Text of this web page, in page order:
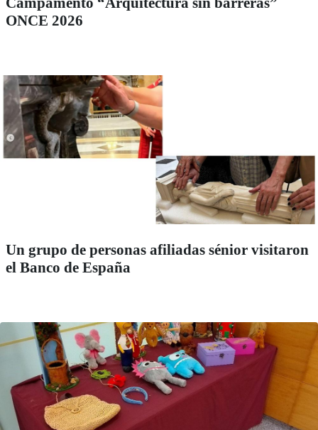
ONCE 2026
Un grupo de personas afiliadas sénior visitaron
el Banco de España